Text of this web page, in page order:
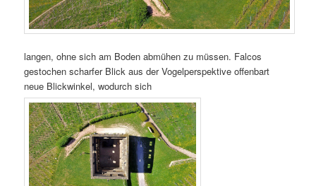
langen, ohne sich am Boden abmühen zu müssen. Falcos
gestochen scharfer Blick aus der Vogelperspektive offenbart
neue Blickwinkel, wodurch sich